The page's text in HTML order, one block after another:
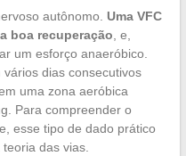
autônomo. Uma VFC
boa recuperação , e,
um esforço anaeróbico.
dias consecutivos
uma zona aeróbica
Para compreender o
esse tipo de dado prático
das vias.